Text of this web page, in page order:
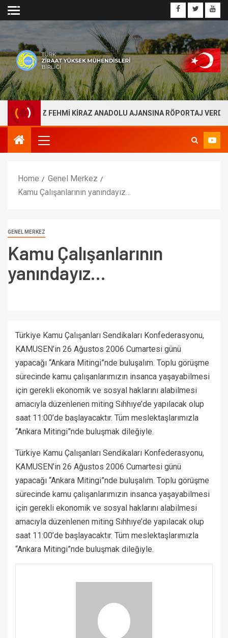
FEHMİ KİRAZ ANADOLU AJANSINA RÖPORTAJ VERDİ
Home
Genel Merkez
Kamu Çalışanlarının yanındayız…
GENEL MERKEZ
Kamu Çalışanlarının
yanındayız…
Türkiye Kamu Çalışanları Sendikaları Konfederasyonu,
KAMUSEN’in 26 Ağustos 2006 Cumartesi günü
yapacağı “Ankara Mitingi”nde buluşalım. Toplu görüşme
sürecinde kamu çalışanlarımızın insanca yaşayabilmesi
için gerekli ekonomik ve sosyal haklarını alabilmesi
amacıyla düzenlenen miting Sıhhıye’de yapılacak olup
saat 11:00’de başlayacaktır. Tüm meslektaşlarımızla
“Ankara Mitingi”nde buluşmak dileğiyle.
Türkiye Kamu Çalışanları Sendikaları Konfederasyonu,
KAMUSEN’in 26 Ağustos 2006 Cumartesi günü
yapacağı “Ankara Mitingi”nde buluşalım. Toplu görüşme
sürecinde kamu çalışanlarımızın insanca yaşayabilmesi
için gerekli ekonomik ve sosyal haklarını alabilmesi
amacıyla düzenlenen miting Sıhhıye’de yapılacak olup
saat 11:00’de başlayacaktır. Tüm meslektaşlarımızla
“Ankara Mitingi”nde buluşmak dileğiyle.